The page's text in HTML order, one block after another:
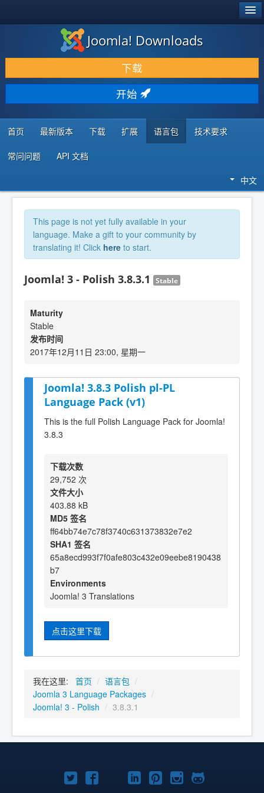
下载 & 扩展
发现 & 学习
社区 & 支持
开发者资源
Joomla! Downloads
下载
开始
首页 最新版本 下载 扩展 语言包 技术要求
常问问题 API 文档
中文
This page is not yet fully available in your
language. Make a gift to your community by
translating it! Click here to start.
Joomla! 3 - Polish 3.8.3.1 Stable
Maturity
Stable
发布时间
2017年12月11日 23:00, 星期一
Joomla! 3.8.3 Polish pl-PL
Language Pack (v1)
This is the full Polish Language Pack for Joomla!
3.8.3
下载次数
29,752 次
文件大小
403.88 kB
MD5 签名
ff64bb74e7c78f3740c631373832e7e2
SHA1 签名
65a8ecd993f7f0afe803c432e09eebe8190438
b7
Environments
Joomla! 3 Translations
点击这里下载
我在这里: 首页 / 语言包 /
Joomla 3 Language Packages /
Joomla! 3 - Polish / 3.8.3.1
TwitterFacebookYouTube
LinkedIn
Pinterest
Instagram
GitHub